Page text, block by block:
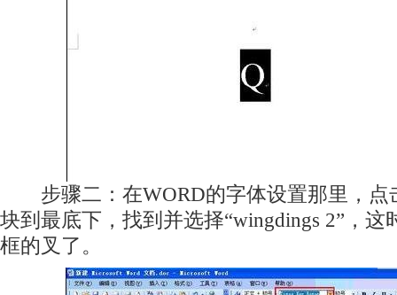
步骤二：在WORD的字体设置那里，点
块到最底下，找到并选择“wingdings 2”，这
框的叉了。